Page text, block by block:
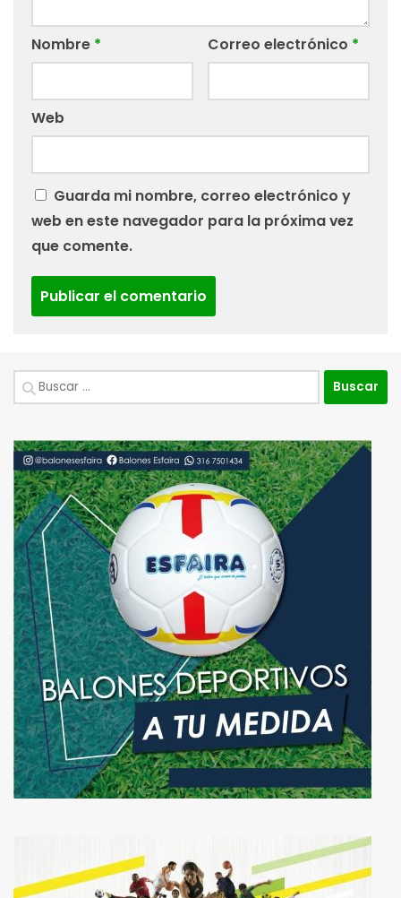
Nombre * Correo electrónico *
Web
Guarda mi nombre, correo electrónico y
web en este navegador para la próxima vez
que comente.
Buscar: